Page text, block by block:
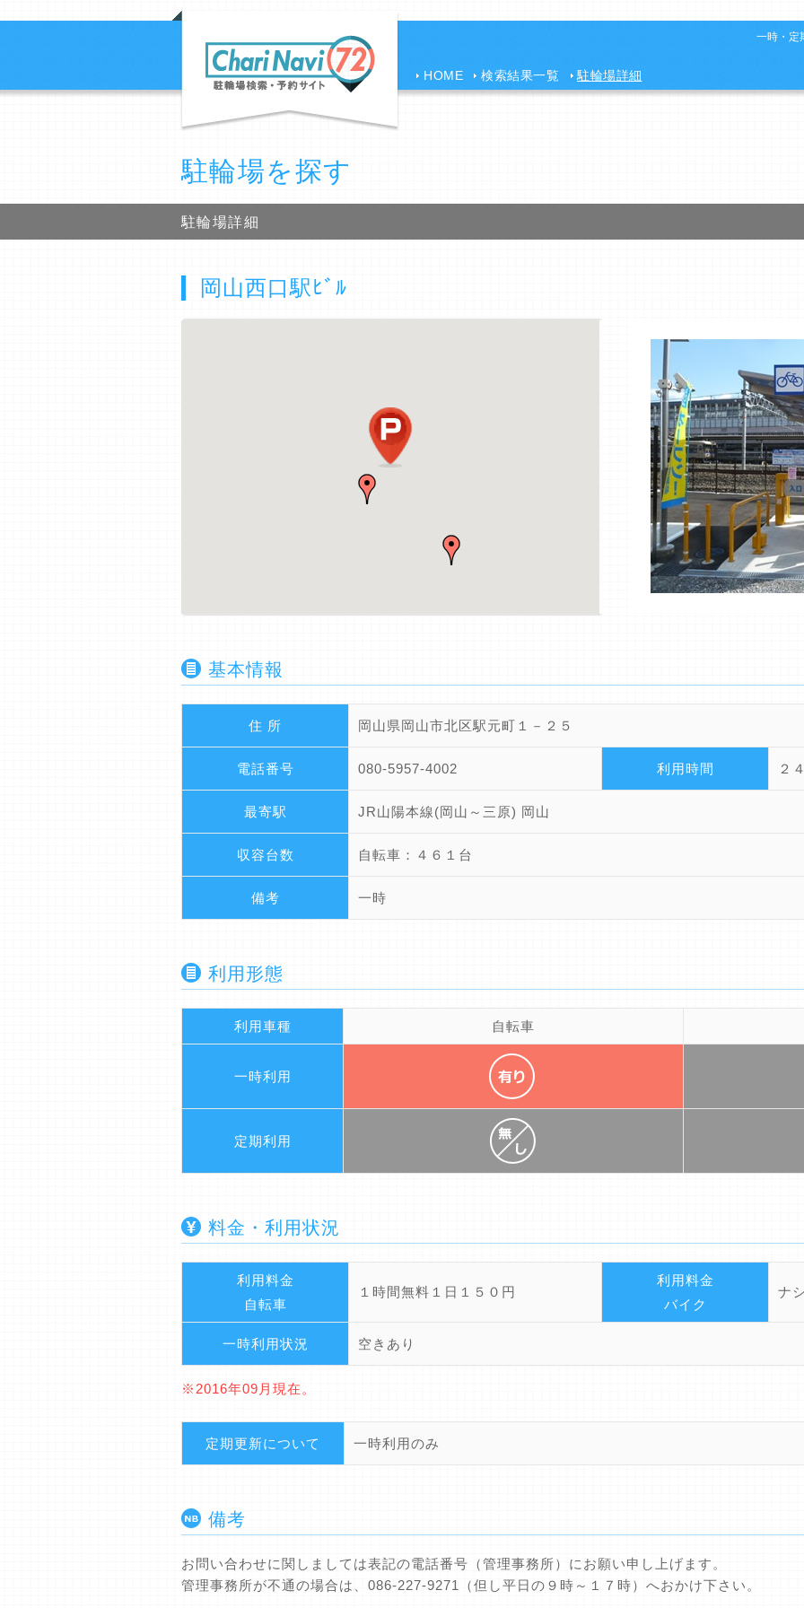
一時・定
HOME 検索結果一覧 駐輪場詳細
駐輪場を探す
駐輪場詳細
岡山西口駅ﾋﾞﾙ
基本情報
住 所 岡山県岡山市北区駅元町１－２５
電話番号 080-5957-4002 利用時間 ２
最寄駅 JR山陽本線(岡山～三原) 岡山
収容台数 自転車：４６１台
備考 一時
利用形態
利用車種 自転車
一時利用
定期利用
料金・利用状況
利用料金
自転車
１時間無料１日１５０円
利用料金
バイク
ナ
一時利用状況 空きあり
※2016年09月現在。
定期更新について 一時利用のみ
備考
お問い合わせに関しましては表記の電話番号（管理事務所）にお願い申し上げます。
管理事務所が不通の場合は、086-227-9271（但し平日の９時～１７時）へおかけ下さい。